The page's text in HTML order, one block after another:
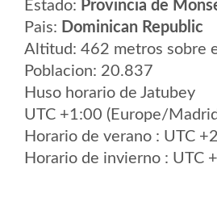
Estado: Provincia de
Pais: Dominican Republic
Altitud: 462 metros sobre
Poblacion: 20.837
Huso horario de Jatubey
UTC +1:00 (Europe/
Horario de verano : UTC
Horario de invierno : UTC